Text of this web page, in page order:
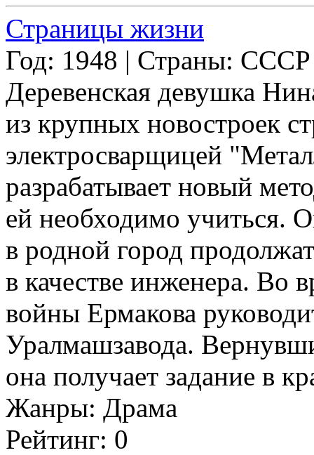
Страницы жизни
Год: 1948 | Страны: СССР
Деревенская девушка
из крупных новостроек
электросварщицей
разрабатывает новый
ей необходимо учиться.
в родной город
в качестве инженера. Во
войны Ермакова
Уралмашзавода.
она получает задание в
Жанры: Драма
Рейтинг: 0